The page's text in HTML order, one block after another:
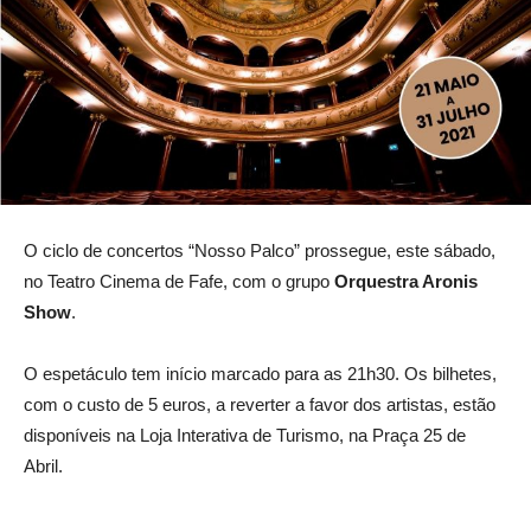
O ciclo de concertos “Nosso Palco” prossegue, este sábado,
no Teatro Cinema de Fafe, com o grupo Orquestra Aronis
Show.
O espetáculo tem início marcado para as 21h30. Os bilhetes,
com o custo de 5 euros, a reverter a favor dos artistas, estão
disponíveis na Loja Interativa de Turismo, na Praça 25 de
Abril.